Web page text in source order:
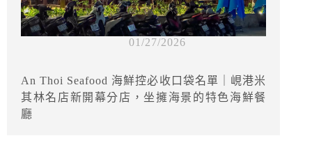
01/27/2026
An Thoi Seafood 海鮮控必收口袋名單｜峴港米
其林名店新開幕分店，坐擁海景的特色海鮮餐
廳